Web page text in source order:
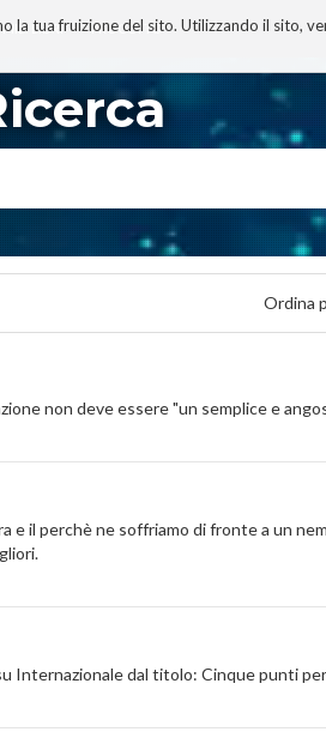
la tua fruizione del sito. Utilizzando il sito,
MIEI LIBRI PROGETTO
Ordina
non deve essere "un semplice e
il perchè ne soffriamo di fronte a un
Internazionale dal titolo: Cinque punti